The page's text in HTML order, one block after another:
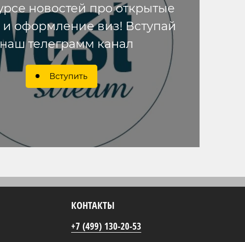
новостей про открытые
оформление виз! Вступай
телеграмм канал
Вступить
КОНТАКТЫ
+7 (499) 130-20-53